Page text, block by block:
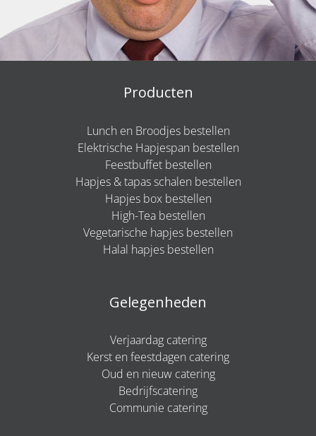
Producten
Lunch en Broodjes bestellen
Elektrische Hapjespan bestellen
Feestbuffet bestellen
Hapjes & tapas schalen bestellen
Hapjes box bestellen
High-Tea bestellen
Vegetarische hapjes bestellen
Halal hapjes bestellen
Gelegenheden
Verjaardag catering
Kerst en feestdagen catering
Oud en nieuw catering
Bedrijfscatering
Communie catering